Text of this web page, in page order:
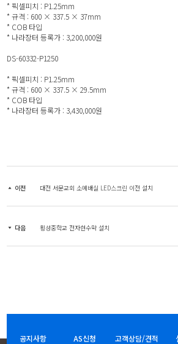
* 픽셀피치 : P1.25mm
* 규격 : 600 × 337.5 × 37mm
* COB 타입
* 나라장터 등록가 : 3,200,000원
DS-60332-P1250
* 픽셀피치 : P1.25mm
* 규격 : 600 × 337.5 × 29.5mm
* COB 타입
* 나라장터 등록가 : 3,430,000원
이전 대전 서문교회 소예배실 LED스크린 이전 설치
다음 횡성중학교 전자현수막 설치
공지사항 AS신청 고객상담/견적